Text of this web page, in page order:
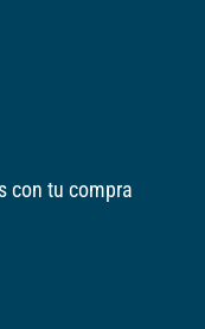
con tu compra